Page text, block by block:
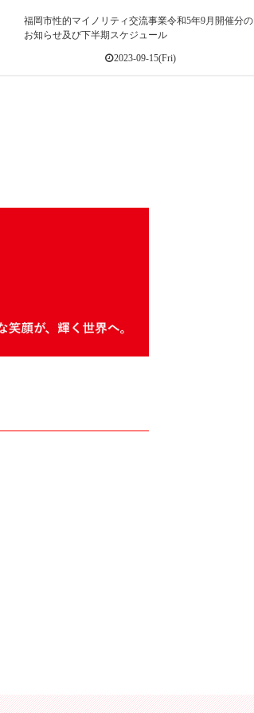
福岡市性的マイノリティ交流事業令和5年9月開催分の
お知らせ及び下半期スケジュール
2023-09-15(Fri)